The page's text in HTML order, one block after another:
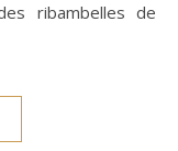
ribambelles de